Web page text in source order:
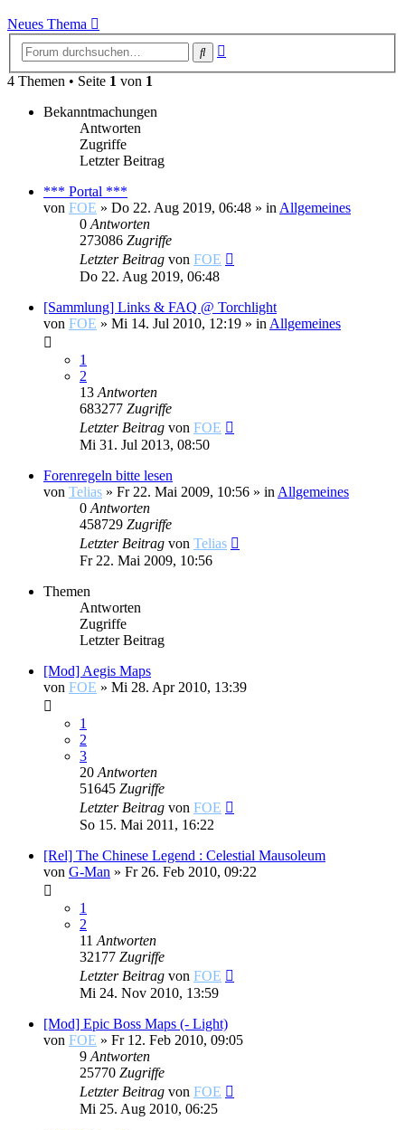
Neues Thema
Suche
4 Themen • Seite 1 von 1
Bekanntmachungen
Antworten
Zugriffe
Letzter Beitrag
*** Portal ***
von FOE » Do 22. Aug 2019, 06:48 » in Allgemeines
0 Antworten
273086 Zugriffe
Letzter Beitrag von FOE
Do 22. Aug 2019, 06:48
[Sammlung] Links & FAQ @ Torchlight
von FOE » Mi 14. Jul 2010, 12:19 » in Allgemeines
1
2
13 Antworten
683277 Zugriffe
Letzter Beitrag von FOE
Mi 31. Jul 2013, 08:50
Forenregeln bitte lesen
von Telias » Fr 22. Mai 2009, 10:56 » in Allgemeines
0 Antworten
458729 Zugriffe
Letzter Beitrag von Telias
Fr 22. Mai 2009, 10:56
Themen
Antworten
Zugriffe
Letzter Beitrag
[Mod] Aegis Maps
von FOE » Mi 28. Apr 2010, 13:39
1
2
3
20 Antworten
51645 Zugriffe
Letzter Beitrag von FOE
So 15. Mai 2011, 16:22
[Rel] The Chinese Legend : Celestial Mausoleum
von G-Man » Fr 26. Feb 2010, 09:22
1
2
11 Antworten
32177 Zugriffe
Letzter Beitrag von FOE
Mi 24. Nov 2010, 13:59
[Mod] Epic Boss Maps (- Light)
von FOE » Fr 12. Feb 2010, 09:05
9 Antworten
25770 Zugriffe
Letzter Beitrag von FOE
Mi 25. Aug 2010, 06:25